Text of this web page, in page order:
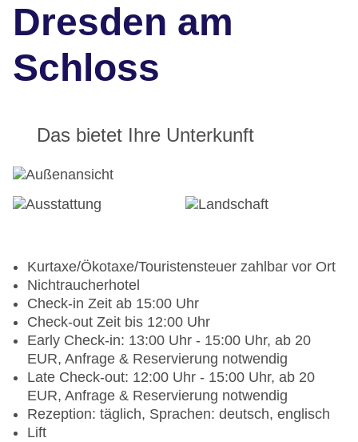
Dresden am
Schloss
Das bietet Ihre Unterkunft
Kurtaxe/Ökotaxe/Touristensteuer zahlbar vor Ort
Nichtraucherhotel
Check-in Zeit ab 15:00 Uhr
Check-out Zeit bis 12:00 Uhr
Early Check-in: 13:00 Uhr - 15:00 Uhr, ab 20
EUR, Anfrage & Reservierung notwendig
Late Check-out: 12:00 Uhr - 15:00 Uhr, ab 20
EUR, Anfrage & Reservierung notwendig
Rezeption: täglich, Sprachen: deutsch, englisch
Lift